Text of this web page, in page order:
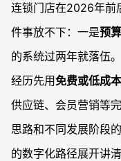
选择SaaS门店系统时
连锁门店数字化升级，
如何判断一个系统能否
连锁门店在2026年前
件事放不下：一是预
的系统过两年就落伍
经历先用免费或低成
供应链、会员营销等
思路和不同发展阶段
的数字化路径展开讲清